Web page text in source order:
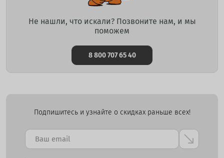
Не нашли, что искали? Позвоните нам, и мы
поможем
8 800 707 65 40
Подпишитесь и узнайте о скидках раньше всех!